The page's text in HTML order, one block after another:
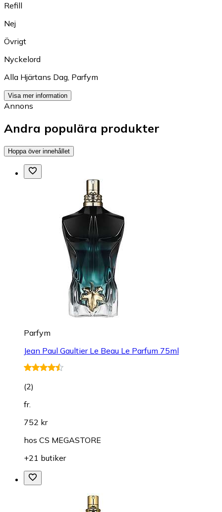
Refill
Nej
Övrigt
Nyckelord
Alla Hjärtans Dag, Parfym
Visa mer information
Annons
Andra populära produkter
Hoppa över innehållet
Parfym
Jean Paul Gaultier Le Beau Le Parfum 75ml
(2)
fr.
752 kr
hos CS MEGASTORE
+21 butiker